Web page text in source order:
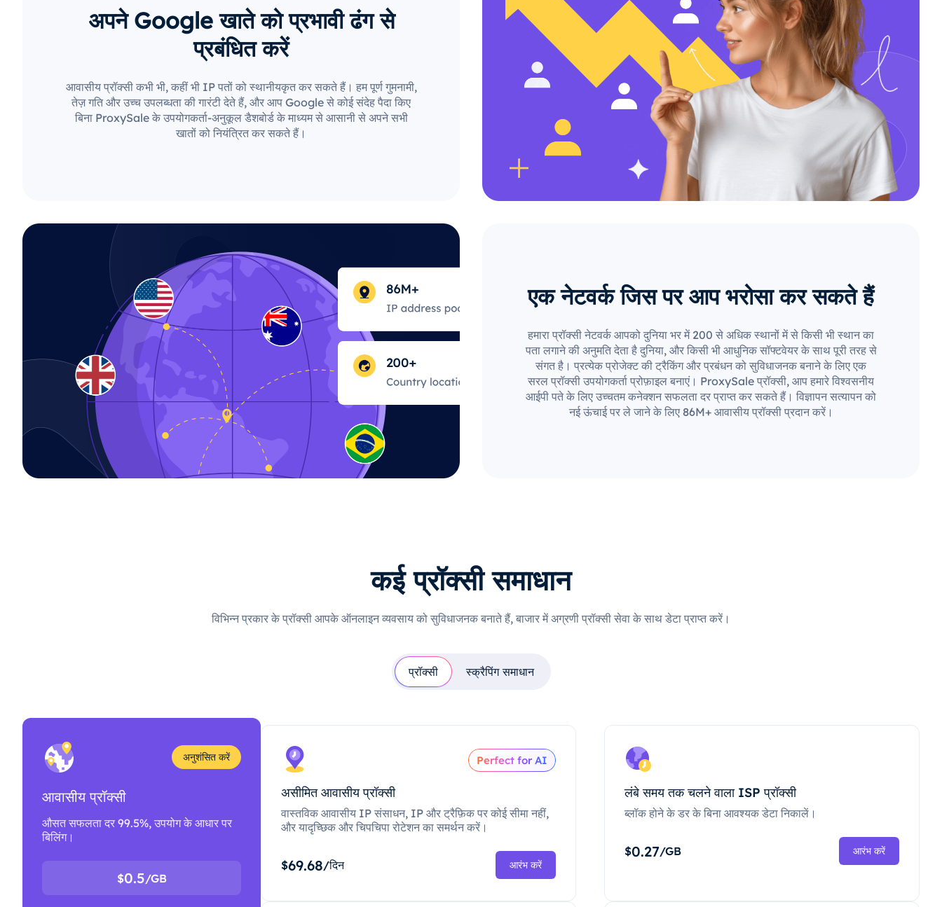
अपने Google खाते को प्रभावी ढंग से
प्रबंधित करें
आवासीय प्रॉक्सी कभी भी, कहीं भी IP पतों को स्थानीयकृत कर सकते हैं। हम पूर्ण गुमनामी,
तेज़ गति और उच्च उपलब्धता की गारंटी देते हैं, और आप Google से कोई संदेह पैदा किए
बिना ProxySale के उपयोगकर्ता-अनुकूल डैशबोर्ड के माध्यम से आसानी से अपने सभी
खातों को नियंत्रित कर सकते हैं।
एक नेटवर्क जिस पर आप भरोसा कर सकते हैं
हमारा प्रॉक्सी नेटवर्क आपको दुनिया भर में 200 से अधिक स्थानों में से किसी भी स्थान का
पता लगाने की अनुमति देता है दुनिया, और किसी भी आधुनिक सॉफ्टवेयर के साथ पूरी तरह से
संगत है। प्रत्येक प्रोजेक्ट की ट्रैकिंग और प्रबंधन को सुविधाजनक बनाने के लिए एक
सरल प्रॉक्सी उपयोगकर्ता प्रोफ़ाइल बनाएं। ProxySale प्रॉक्सी, आप हमारे विश्वसनीय
आईपी पते के लिए उच्चतम कनेक्शन सफलता दर प्राप्त कर सकते हैं। विज्ञापन सत्यापन को
नई ऊंचाई पर ले जाने के लिए 86M+ आवासीय प्रॉक्सी प्रदान करें।
कई प्रॉक्सी समाधान
विभिन्न प्रकार के प्रॉक्सी आपके ऑनलाइन व्यवसाय को सुविधाजनक बनाते हैं, बाजार में अग्रणी प्रॉक्सी सेवा के साथ डेटा प्राप्त करें।
प्रॉक्सी स्क्रैपिंग समाधान
अनुशंसित करें
आवासीय प्रॉक्सी
औसत सफलता दर 99.5%, उपयोग के आधार पर
बिलिंग।
$0.5/GB
Perfect for AI
असीमित आवासीय प्रॉक्सी
वास्तविक आवासीय IP संसाधन, IP और ट्रैफ़िक पर कोई सीमा नहीं,
और यादृच्छिक और चिपचिपा रोटेशन का समर्थन करें।
$69.68/दिन आरंभ करें
लंबे समय तक चलने वाला ISP प्रॉक्सी
ब्लॉक होने के डर के बिना आवश्यक डेटा निकालें।
$0.27/GB आरंभ करें